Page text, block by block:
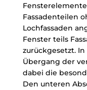
Fassadenteilen
Lochfassaden
Fenster teils
zurückgesetzt.
Übergang der
dabei die
Den unteren